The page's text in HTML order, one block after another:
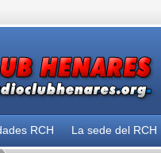
RCH La sede del RCH